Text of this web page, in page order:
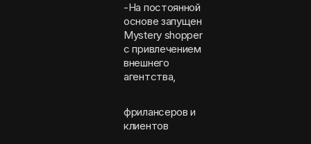
-На постоянной
основе запущен
Mystery shopper
с привлечением
внешнего
агентства,
фрилансеров и
клиентов